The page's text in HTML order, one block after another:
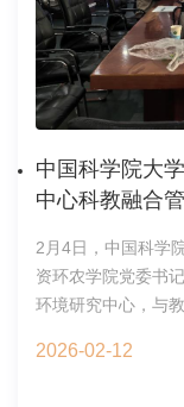
梁，更让他们在浓
蕴。活动在欢声笑
养、建设友爱包容
年2月12日
中国科学院大
中心科教融合
2月4日，中国科学
资环农学院党委书
环境研究中心，与
环学院2025年度在
2026-02-12